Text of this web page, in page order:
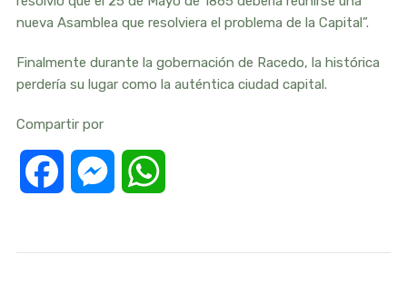
nueva Asamblea que resolviera el problema de la Capital”.
Finalmente durante la gobernación de Racedo, la histórica
perdería su lugar como la auténtica ciudad capital.
Compartir por
Facebook Messenger